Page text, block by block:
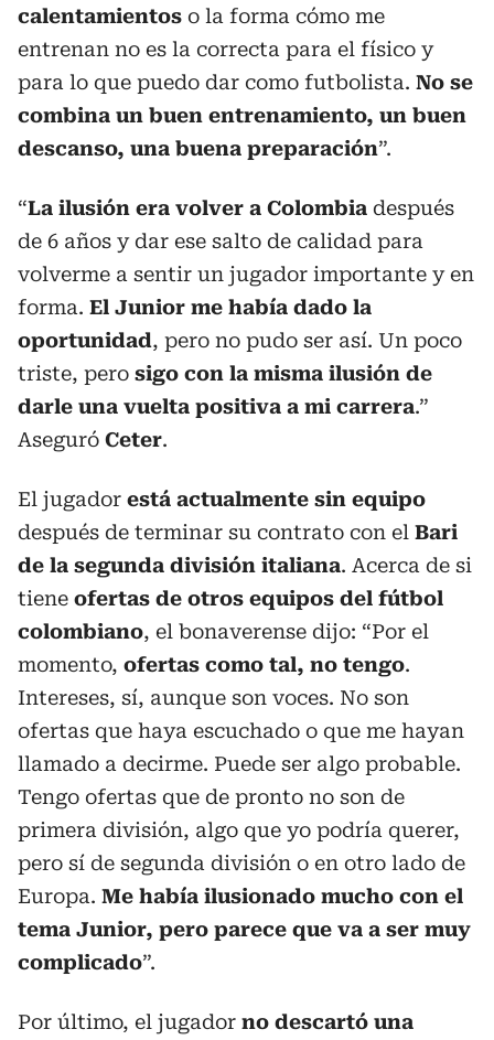
calentamientos o la forma cómo me
entrenan no es la correcta para el físico y
para lo que puedo dar como futbolista. No se
combina un buen entrenamiento, un buen
descanso, una buena preparación”.
“La ilusión era volver a Colombia después
de 6 años y dar ese salto de calidad para
volverme a sentir un jugador importante y en
forma. El Junior me había dado la
oportunidad, pero no pudo ser así. Un poco
triste, pero sigo con la misma ilusión de
darle una vuelta positiva a mi carrera.”
Aseguró Ceter.
El jugador está actualmente sin equipo
después de terminar su contrato con el Bari
de la segunda división italiana. Acerca de si
tiene ofertas de otros equipos del fútbol
colombiano, el bonaverense dijo: “Por el
momento, ofertas como tal, no tengo.
Intereses, sí, aunque son voces. No son
ofertas que haya escuchado o que me hayan
llamado a decirme. Puede ser algo probable.
Tengo ofertas que de pronto no son de
primera división, algo que yo podría querer,
pero sí de segunda división o en otro lado de
Europa. Me había ilusionado mucho con el
tema Junior, pero parece que va a ser muy
complicado”.
Por último, el jugador no descartó una